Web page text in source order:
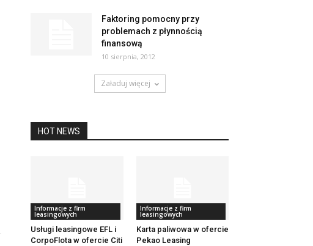
Faktoring pomocny przy
problemach z płynnością
finansową
10 sierpnia, 2012
Załaduj więcej
HOT NEWS
Informacje z firm
leasingowych
Usługi leasingowe EFL i
CorpoFlota w ofercie Citi
Informacje z firm
leasingowych
Karta paliwowa w ofercie
Pekao Leasing